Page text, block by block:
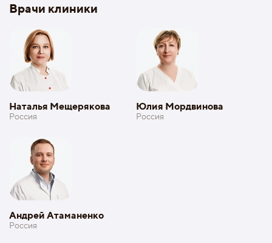
Врачи клиники
Наталья Мещерякова
Россия
Юлия Мордвинова
Россия
Андрей Атаманенко
Россия